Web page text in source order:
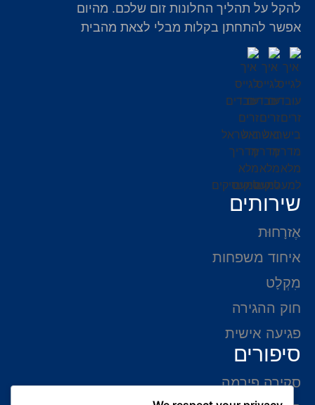
להקל על תהליך החלונות זום שלכם. מהיום
אפשר להתחתן בקלות מבלי לצאת מהבית
שירותים
אֶזרָחוּת
איחוד משפחות
מִקְלָט
חוק ההגירה
פגיעה אישית
סיפורים
סקירה פירמה